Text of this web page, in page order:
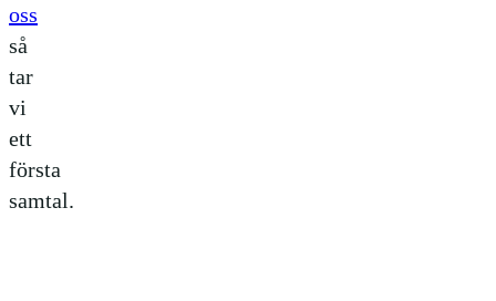
oss
så
tar
vi
ett
första
samtal.